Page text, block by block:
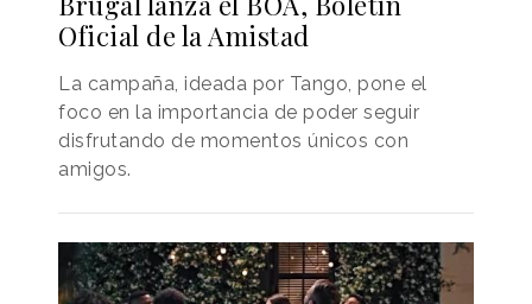
Oficial de la Amistad
La campaña, ideada por Tango, pone el
foco en la importancia de poder seguir
disfrutando de momentos únicos con
amigos.